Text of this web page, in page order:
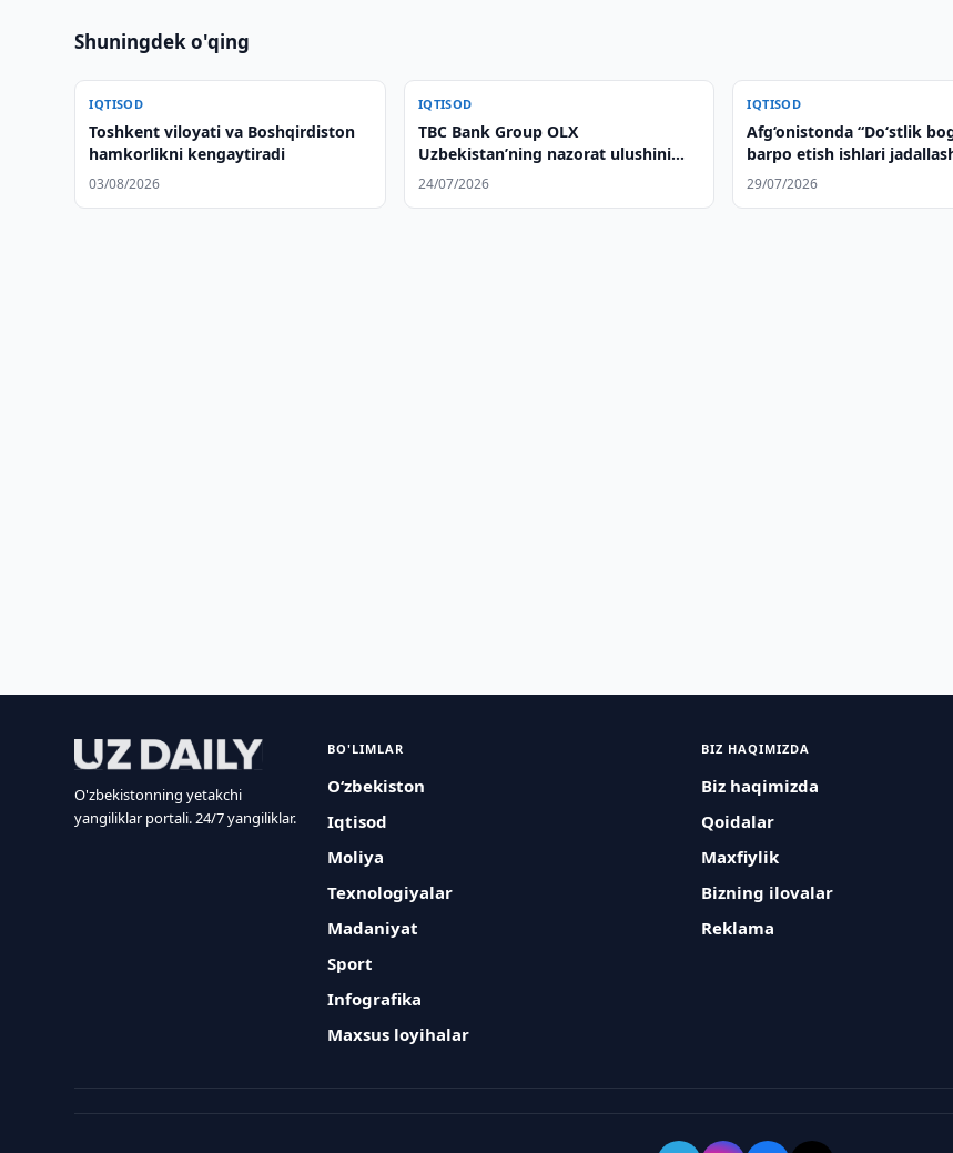
Shuningdek o'qing
IQTISOD
Toshkent viloyati va Boshqirdiston
hamkorlikni kengaytiradi
03/08/2026
IQTISOD
TBC Bank Group OLX
Uzbekistan’ning nazorat ulushini
sotib olib, O‘zbekistondagi
24/07/2026
IQTISOD
Afg‘onistonda “Do‘stlik
barpo etish ishlari
29/07/2026
O'zbekistonning yetakchi
yangiliklar portali. 24/7 yangiliklar.
BO'LIMLAR
O‘zbekiston
Iqtisod
Moliya
Texnologiyalar
Madaniyat
Sport
Infografika
Maxsus loyihalar
BIZ HAQIMIZDA
Biz haqimizda
Qoidalar
Maxfiylik
Bizning ilovalar
Reklama